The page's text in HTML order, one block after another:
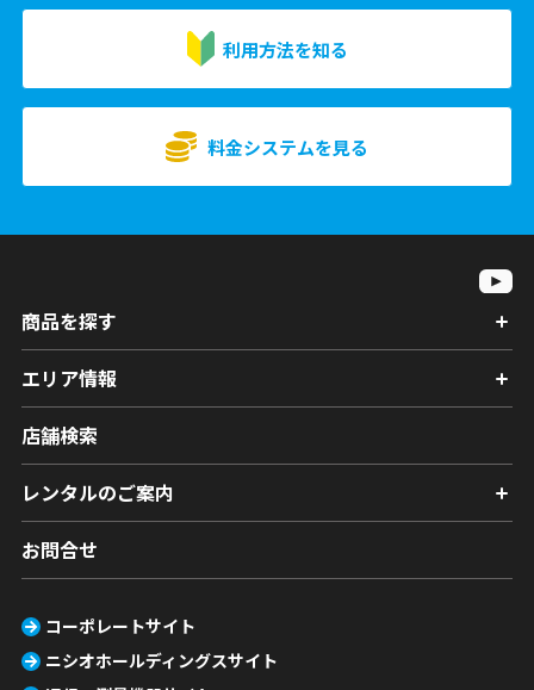
利用方法を知る
料金システムを見る
商品を探す
エリア情報
店舗検索
レンタルのご案内
お問合せ
コーポレートサイト
ニシオホールディングスサイト